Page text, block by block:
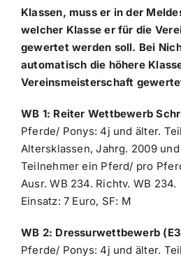
Klassen, muss er in der
welcher Klasse er für die
gewertet werden soll. Bei
automatisch die höhere
Vereinsmeisterschaft
WB 1: Reiter Wettbewerb
Pferde/ Ponys: 4j und älter.
Altersklassen, Jahrg. 2009
Teilnehmer ein Pferd/ pro
Ausr. WB 234. Richtv. WB 234.
Einsatz: 7 Euro, SF: M
WB 2: Dressurwettbewerb
Pferde/ Ponys: 4j und älter.